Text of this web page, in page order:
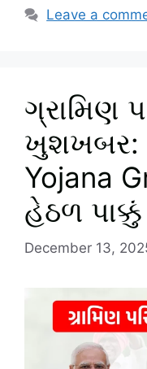
Leave a
ગ્રામિણ
ખુશખબર:
Yojana
હેઠળ
December 13,